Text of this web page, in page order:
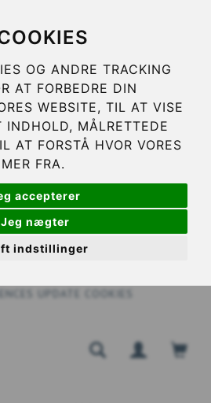
OG ANDRE TRACKING
AT FORBEDRE DIN
WEBSITE, TIL AT VISE
INDHOLD, MÅLRETTEDE
AT FORSTÅ HVOR VORES
FRA.
accepterer
Jeg nægter
indstillinger
UPDATE COOKIES